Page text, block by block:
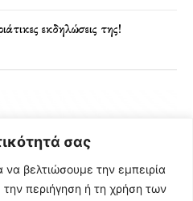
σας
να βελτιώσουμε την εμπειρία
περιήγηση ή τη χρήση των
εκδηλώσεις της!